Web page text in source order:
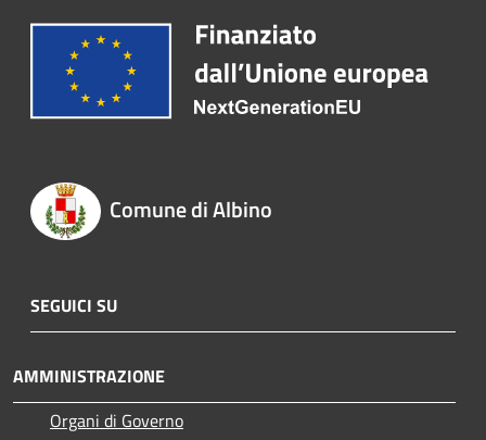
Comune di Albino
SEGUICI SU
AMMINISTRAZIONE
Organi di Governo